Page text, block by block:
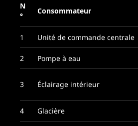
N
°
Consommateur
1 Unité de commande centrale
2 Pompe à eau
3 Éclairage intérieur
4 Glacière